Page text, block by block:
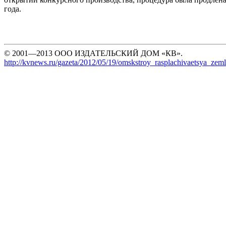
года.
© 2001—2013 ООО ИЗДАТЕЛЬСКИЙ ДОМ «КВ».
http://kvnews.ru/gazeta/2012/05/19/